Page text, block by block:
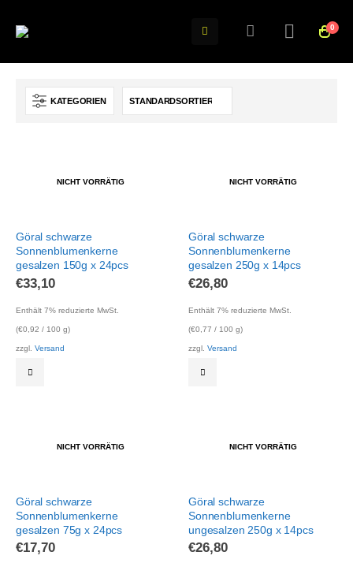
0
KATEGORIEN
NICHT VORRÄTIG
Göral schwarze
Sonnenblumenkerne
gesalzen 150g x 24pcs
€33,10
Enthält 7% reduzierte MwSt.
(€0,92 / 100 g)
zzgl. Versand
NICHT VORRÄTIG
Göral schwarze
Sonnenblumenkerne
gesalzen 250g x 14pcs
€26,80
Enthält 7% reduzierte MwSt.
(€0,77 / 100 g)
zzgl. Versand
NICHT VORRÄTIG
Göral schwarze
Sonnenblumenkerne
gesalzen 75g x 24pcs
€17,70
NICHT VORRÄTIG
Göral schwarze
Sonnenblumenkerne
ungesalzen 250g x 14pcs
€26,80